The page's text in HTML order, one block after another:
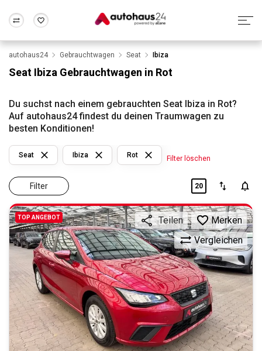
Wir bewerten dein Auto
Alle Fragen & Antworten
Rund um die Inzahlungnahme
Frankfurt Wuppertal
autohaus24 Gebrauchtwagen Seat Ibiza
Seat Ibiza Gebrauchtwagen in Rot
Du suchst nach einem gebrauchten Seat Ibiza in Rot?
Auf autohaus24 findest du deinen Traumwagen zu
besten Konditionen!
Filter
Seat Ibiza Rot Filter löschen
20
TOP ANGEBOT
Vergleichen
Teilen Merken